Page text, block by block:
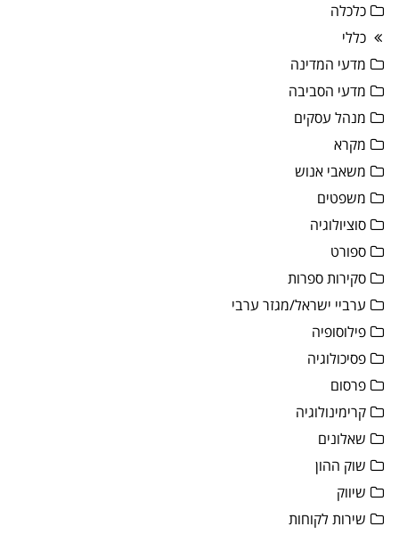
כלכלה
כללי
מדעי המדינה
מדעי הסביבה
מנהל עסקים
מקרא
משאבי אנוש
משפטים
סוציולוגיה
ספורט
סקירות ספרות
ערביי ישראל/מגזר ערבי
פילוסופיה
פסיכולוגיה
פרסום
קרימינולוגיה
שאלונים
שוק ההון
שיווק
שירות לקוחות